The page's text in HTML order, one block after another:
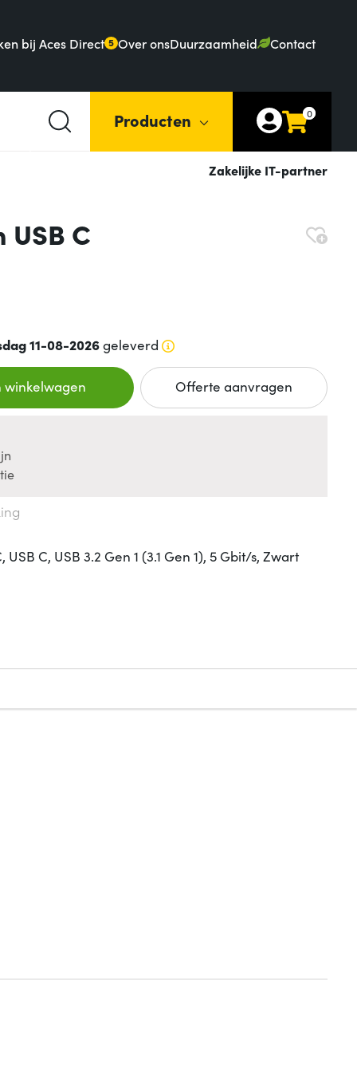
bij Aces Direct 5 Over onsDuurzaamheid Contact
Producten 0
Zakelijke IT-partner
USB C
11-08-2026geleverd
winkelwagen Offerte aanvragen
USB C, USB 3.2 Gen 1 (3.1 Gen 1), 5 Gbit/s, Zwart